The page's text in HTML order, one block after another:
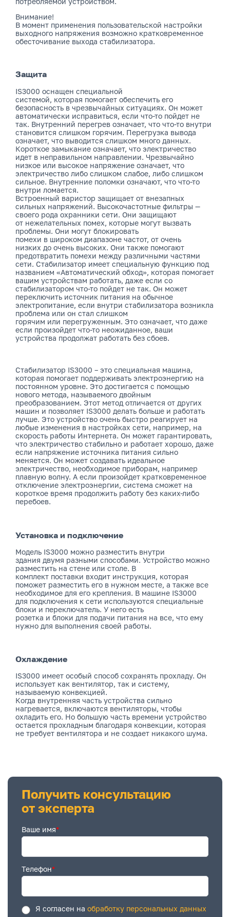
Внимание!
В момент применения пользовательской настройки
выходного напряжения возможно кратковременное
обесточивание выхода стабилизатора.
Защита
IS3000 оснащен специальной
системой, которая помогает обеспечить его
безопасность в чрезвычайных ситуациях. Он может
автоматически исправиться, если что-то пойдет не
так. Внутренний перегрев означает, что что-то внутри
становится слишком горячим. Перегрузка вывода
означает, что выводится слишком много данных.
Короткое замыкание означает, что электричество
идет в неправильном направлении. Чрезвычайно
низкое или высокое напряжение означает, что
электричество либо слишком слабое, либо слишком
сильное. Внутренние поломки означают, что что-то
внутри ломается.
Встроенный варистор защищает от внезапных
сильных напряжений. Высокочастотные фильтры —
своего рода охранники сети. Они защищают
от нежелательных помех, которые могут вызвать
проблемы. Они могут блокировать
помехи в широком диапазоне частот, от очень
низких до очень высоких. Они также помогают
предотвратить помехи между различными частями
сети. Стабилизатор имеет специальную функцию под
названием «Автоматический обход», которая помогает
вашим устройствам работать, даже если со
стабилизатором что-то пойдет не так. Он может
переключить источник питания на обычное
электропитание, если внутри стабилизатора возникла
проблема или он стал слишком
горячим или перегруженным. Это означает, что даже
если произойдет что-то неожиданное, ваши
устройства продолжат работать без сбоев.
Стабилизатор IS3000 – это специальная машина,
которая помогает поддерживать электроэнергию на
постоянном уровне. Это достигается с помощью
нового метода, называемого двойным
преобразованием. Этот метод отличается от других
машин и позволяет IS3000 делать больше и работать
лучше. Это устройство очень быстро реагирует на
любые изменения в настройках сети, например, на
скорость работы Интернета. Он может гарантировать,
что электричество стабильно и работает хорошо, даже
если напряжение источника питания сильно
меняется. Он может создавать идеальное
электричество, необходимое приборам, например
плавную волну. А если произойдет кратковременное
отключение электроэнергии, система сможет на
короткое время продолжить работу без каких-либо
перебоев.
Установка и подключение
Модель IS3000 можно разместить внутри
здания двумя разными способами. Устройство можно
разместить на стене или столе. В
комплект поставки входит инструкция, которая
поможет разместить его в нужном месте, а также все
необходимое для его крепления. В машине IS3000
для подключения к сети используются специальные
блоки и переключатель. У него есть
розетка и блоки для подачи питания на все, что ему
нужно для выполнения своей работы.
Охлаждение
IS3000 имеет особый способ сохранять прохладу. Он
использует как вентилятор, так и систему,
называемую конвекцией.
Когда внутренняя часть устройства сильно
нагревается, включаются вентиляторы, чтобы
охладить его. Но большую часть времени устройство
остается прохладным благодаря конвекции, которая
не требует вентилятора и не создает никакого шума.
Получить консультацию
от эксперта
Ваше имя*
Телефон*
Я согласен на обработку персональных данных